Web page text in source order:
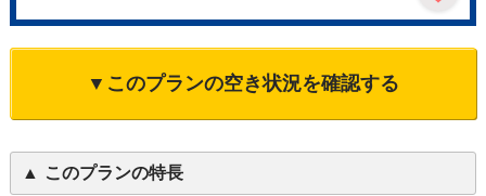
▼このプランの空き状況を確認する
このプランの特長